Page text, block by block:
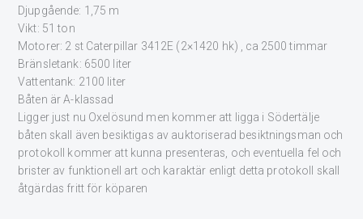
Djupgående: 1,75 m
Vikt: 51 ton
Motorer: 2 st Caterpillar 3412E (2×1420 hk) , ca 2500 timmar
Bränsletank: 6500 liter
Vattentank: 2100 liter
Båten är A-klassad
Ligger just nu Oxelösund men kommer att ligga i Södertälje
båten skall även besiktigas av auktoriserad besiktningsman och
protokoll kommer att kunna presenteras, och eventuella fel och
brister av funktionell art och karaktär enligt detta protokoll skall
åtgärdas fritt för köparen